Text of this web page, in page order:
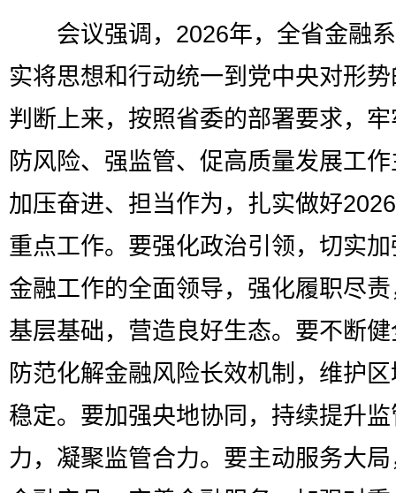
会议强调，2026年，全省金融
实将思想和行动统一到党中央对形
判断上来，按照省委的部署要求，
防风险、强监管、促高质量发展工
加压奋进、担当作为，扎实做好
重点工作。要强化政治引领，切实
金融工作的全面领导，强化履职尽
基层基础，营造良好生态。要不断
防范化解金融风险长效机制，维护
稳定。要加强央地协同，持续提升
力，凝聚监管合力。要主动服务大